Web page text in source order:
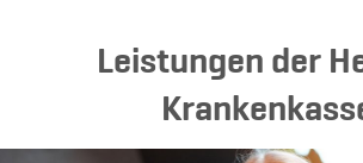
Leistungen der